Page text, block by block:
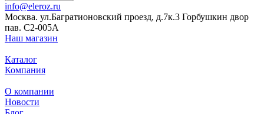
info@eleroz.ru
Москва. ул.Багратионовский проезд, д.7к.3 Горбушкин двор
пав. C2-005A
Наш магазин
Каталог
Компания
О компании
Новости